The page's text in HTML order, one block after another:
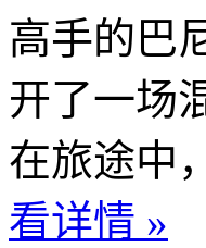
高手的巴
开了一场
在旅途中
看详情 »